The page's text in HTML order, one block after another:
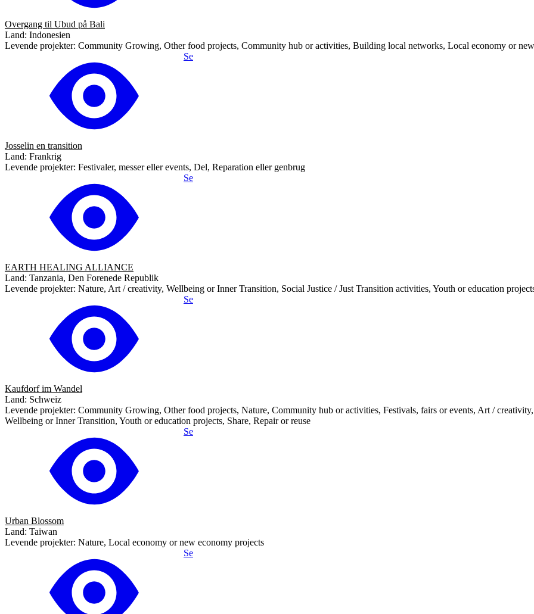
Overgang til Ubud på Bali
Land: Indonesien
Levende projekter: Community Growing, Other food projects, Community hub or activities, Building local networks, Local economy or
Se
Josselin en transition
Land: Frankrig
Levende projekter: Festivaler, messer eller events, Del, Reparation eller genbrug
Se
EARTH HEALING ALLIANCE
Land: Tanzania, Den Forenede Republik
Levende projekter: Nature, Art / creativity, Wellbeing or Inner Transition, Social Justice / Just Transition activities, Youth or education
Se
Kaufdorf im Wandel
Land: Schweiz
Levende projekter: Community Growing, Other food projects, Nature, Community hub or activities, Festivals, fairs or events, Art /
Wellbeing or Inner Transition, Youth or education projects, Share, Repair or reuse
Se
Urban Blossom
Land: Taiwan
Levende projekter: Nature, Local economy or new economy projects
Se